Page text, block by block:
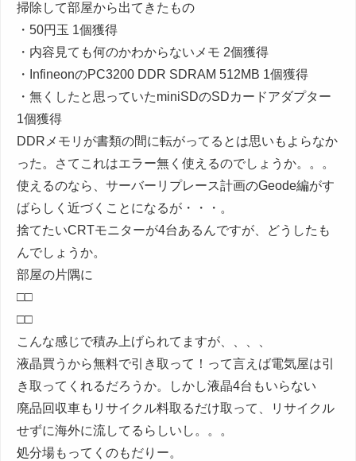
掃除して部屋から出てきたもの
・50円玉 1個獲得
・内容見ても何のかわからないメモ 2個獲得
・InfineonのPC3200 DDR SDRAM 512MB 1個獲得
・無くしたと思っていたminiSDのSDカードアダプター
1個獲得
DDRメモリが書類の間に転がってるとは思いもよらなか
った。さてこれはエラー無く使えるのでしょうか。。。
使えるのなら、サーバーリプレース計画のGeode編がす
ばらしく近づくことになるが・・・。
捨てたいCRTモニターが4台あるんですが、どうしたも
んでしょうか。
部屋の片隅に
□□
□□
こんな感じで積み上げられてますが、、、、
液晶買うから無料で引き取って！って言えば電気屋は引
き取ってくれるだろうか。しかし液晶4台もいらない
廃品回収車もリサイクル料取るだけ取って、リサイクル
せずに海外に流してるらしいし。。。
処分場もってくのもだりー。